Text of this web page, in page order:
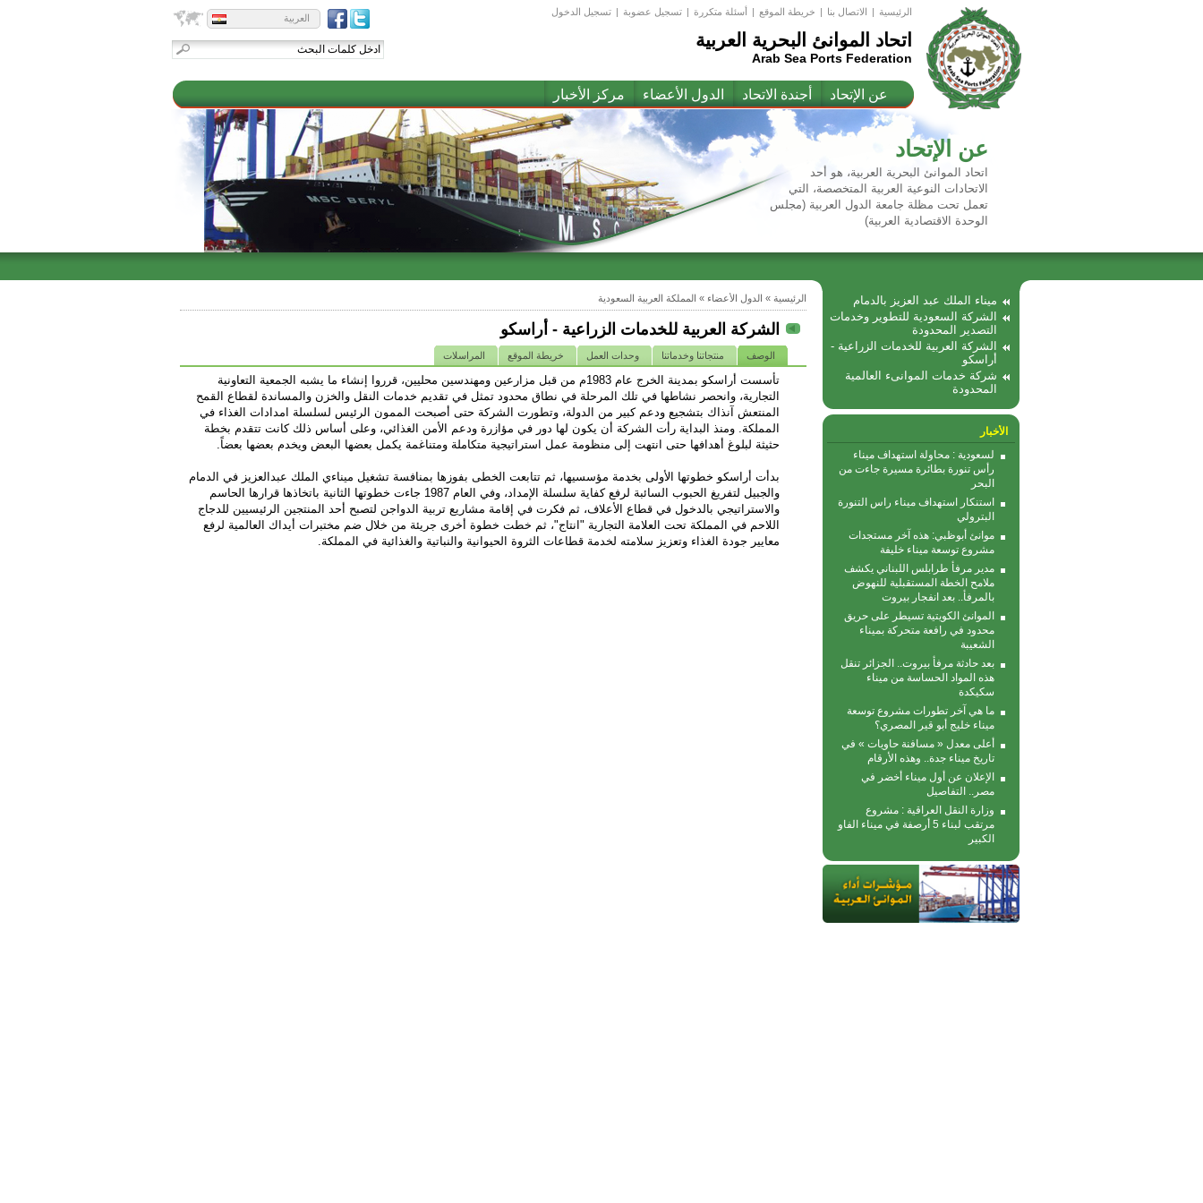
الرئيسية | اﻻتصال بنا | خريطة الموقع | أسئلة متكررة | تسجيل عضوبة | تسجيل الدخول
اتحاد الموانئ البحرية العربية
Arab Sea Ports Federation
العربية
عن الإتحاد أجندة الاتحاد الدول الأعضاء مركز الأخبار
عن الإتحاد
اتحاد الموانئ البحرية العربية، هو أحد
الاتحادات النوعية العربية المتخصصة، التي
تعمل تحت مظلة جامعة الدول العربية (مجلس
الوحدة الاقتصادية العربية)
ميناء الملك عبد العزيز بالدمام
الشركة السعودية للتطوير وخدمات
التصدير المحدودة
الشركة العربية للخدمات الزراعية -
أراسكو
شركة خدمات الموانىء العالمية
المحدودة
الأخبار
لسعودية : محاولة استهداف ميناء
رأس تنورة بطائرة مسيرة جاءت من
البحر
استنكار استهداف ميناء راس التنورة
البترولي
موانئ أبوظبي: هذه آخر مستجدات
مشروع توسعة ميناء خليفة
مدير مرفأ طرابلس اللبناني يكشف
ملامح الخطة المستقبلية للنهوض
بالمرفأ.. بعد انفجار بيروت
الموانئ الكويتية تسيطر على حريق
محدود في رافعة متحركة بمیناء
الشعیبة
بعد حادثة مرفأ بيروت.. الجزائر تنقل
هذه المواد الحساسة من ميناء
سكيكدة
ما هي آخر تطورات مشروع توسعة
ميناء خليج أبو قير المصري؟
أعلى معدل « مسافنة حاويات » في
تاريخ ميناء جدة.. وهذه الأرقام
الإعلان عن أول ميناء أخضر في
مصر.. التفاصيل
وزارة النقل العراقية : مشروع
مرتقب لبناء 5 أرصفة في ميناء الفاو
الكبير
الرئيسية » الدول الأعضاء » المملكة العربية السعودية
الشركة العربية للخدمات الزراعية - أراسكو
الوصف منتجاتنا وخدماتنا وحدات العمل خريطة الموقع المراسلات
تأسست أراسكو بمدينة الخرج عام 1983م من قبل مزارعين ومهندسين محليين، قرروا إنشاء ما يشبه الجمعية التعاونية
التجارية، وانحصر نشاطها في تلك المرحلة في نطاق محدود تمثل في تقديم خدمات النقل والخزن والمساندة لقطاع القمح
المنتعش آنذاك بتشجيع ودعم كبير من الدولة، وتطورت الشركة حتى أصبحت الممون الرئيس لسلسلة امدادات الغذاء في
المملكة. ومنذ البداية رأت الشركة أن يكون لها دور في مؤازرة ودعم الأمن الغذائي، وعلى أساس ذلك كانت تتقدم بخطة
حثيثة لبلوغ أهدافها حتى انتهت إلى منظومة عمل استراتيجية متكاملة ومتناغمة يكمل بعضها البعض ويخدم بعضها بعضاً.
بدأت أراسكو خطوتها الأولى بخدمة مؤسسيها، ثم تتابعت الخطى بفوزها بمنافسة تشغيل ميناءي الملك عبدالعزيز في الدمام
والجبيل لتفريغ الحبوب السائبة لرفع كفاية سلسلة الإمداد، وفي العام 1987 جاءت خطوتها الثانية باتخاذها قرارها الحاسم
والاستراتيجي بالدخول في قطاع الأعلاف، ثم فكرت في إقامة مشاريع تربية الدواجن لتصبح أحد المنتجين الرئيسيين للدجاج
اللاحم في المملكة تحت العلامة التجارية "انتاج"، ثم خطت خطوة أخرى جريئة من خلال ضم مختبرات أيداك العالمية لرفع
معايير جودة الغذاء وتعزيز سلامته لخدمة قطاعات الثروة الحيوانية والنباتية والغذائية في المملكة.